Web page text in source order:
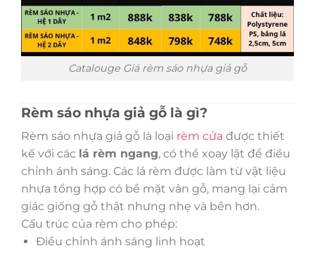
Catalouge Giá rèm sáo nhựa giả gỗ
Rèm sáo nhựa giả gỗ là gì?
Rèm sáo nhựa giả gỗ là loại rèm cửa được thiết
kế với các lá rèm ngang, có thể xoay lật để điều
chỉnh ánh sáng. Các lá rèm được làm từ vật liệu
nhựa tổng hợp có bề mặt vân gỗ, mang lại cảm
giác giống gỗ thật nhưng nhẹ và bền hơn.
Cấu trúc của rèm cho phép:
Điều chỉnh ánh sáng linh hoạt